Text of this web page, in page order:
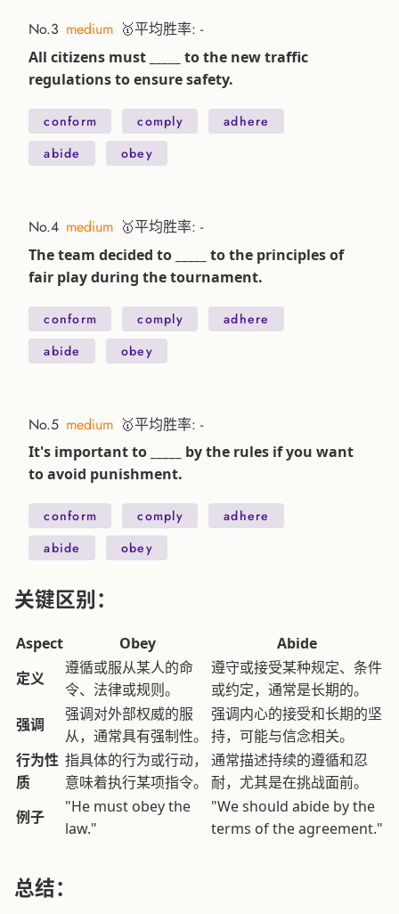
No.3 medium 🥇平均胜率: -
All citizens must _____ to the new traffic
regulations to ensure safety.
conform comply
adhere
abide
obey
No.4 medium 🥇平均胜率: -
The team decided to _____ to the principles of
fair play during the tournament.
conform comply
adhere
abide
obey
No.5 medium 🥇平均胜率: -
It's important to _____ by the rules if you want
to avoid punishment.
conform comply
adhere
abide
obey
关键区别：
Aspect Obey
Abide
定义
遵循或服从某人的命
令、法律或规则。
遵守或接受某种规定、条件
或约定，通常是长期的。
强调
强调对外部权威的服
从，通常具有强制性。
强调内心的接受和长期的坚
持，可能与信念相关。
行为性
质
指具体的行为或行动，
意味着执行某项指令。
通常描述持续的遵循和忍
耐，尤其是在挑战面前。
例子
"He must obey the
law."
"We should abide by the
terms of the agreement."
总结：